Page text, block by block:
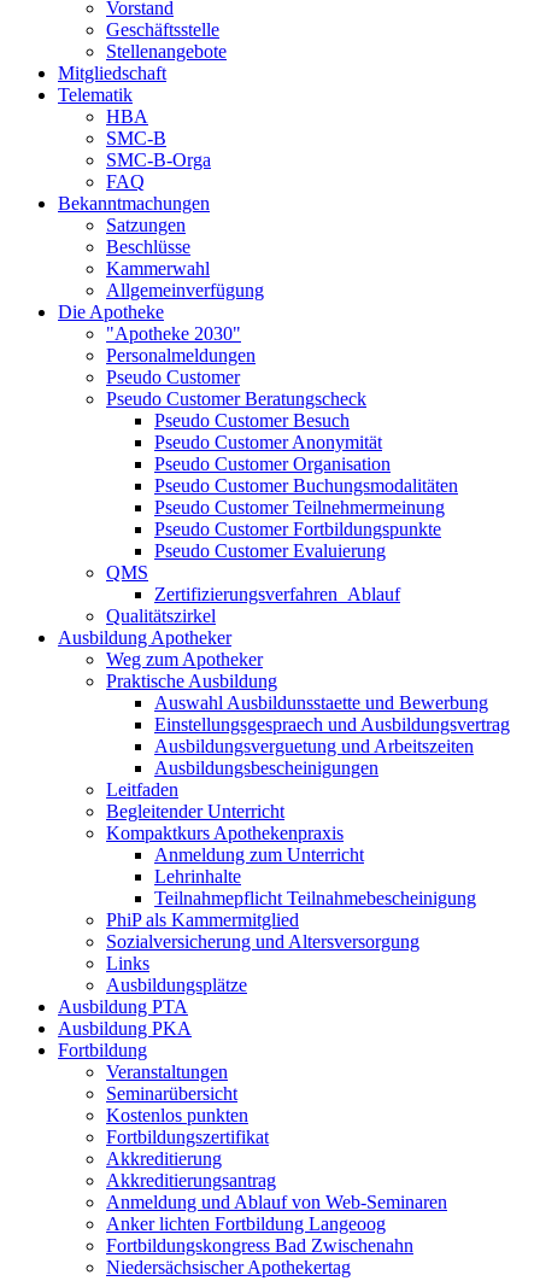
Vorstand
Geschäftsstelle
Stellenangebote
Mitgliedschaft
Telematik
HBA
SMC-B
SMC-B-Orga
FAQ
Bekanntmachungen
Satzungen
Beschlüsse
Kammerwahl
Allgemeinverfügung
Die Apotheke
"Apotheke 2030"
Personalmeldungen
Pseudo Customer
Pseudo Customer Beratungscheck
Pseudo Customer Besuch
Pseudo Customer Anonymität
Pseudo Customer Organisation
Pseudo Customer Buchungsmodalitäten
Pseudo Customer Teilnehmermeinung
Pseudo Customer Fortbildungspunkte
Pseudo Customer Evaluierung
QMS
Zertifizierungsverfahren_Ablauf
Qualitätszirkel
Ausbildung Apotheker
Weg zum Apotheker
Praktische Ausbildung
Auswahl Ausbildunsstaette und Bewerbung
Einstellungsgespraech und Ausbildungsvertrag
Ausbildungsverguetung und Arbeitszeiten
Ausbildungsbescheinigungen
Leitfaden
Begleitender Unterricht
Kompaktkurs Apothekenpraxis
Anmeldung zum Unterricht
Lehrinhalte
Teilnahmepflicht Teilnahmebescheinigung
PhiP als Kammermitglied
Sozialversicherung und Altersversorgung
Links
Ausbildungsplätze
Ausbildung PTA
Ausbildung PKA
Fortbildung
Veranstaltungen
Seminarübersicht
Kostenlos punkten
Fortbildungszertifikat
Akkreditierung
Akkreditierungsantrag
Anmeldung und Ablauf von Web-Seminaren
Anker lichten Fortbildung Langeoog
Fortbildungskongress Bad Zwischenahn
Niedersächsischer Apothekertag